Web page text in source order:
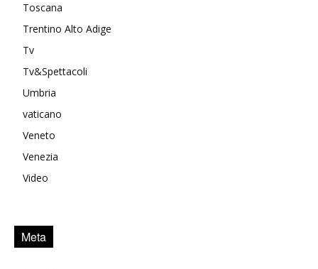
Toscana
Trentino Alto Adige
Tv
Tv&Spettacoli
Umbria
vaticano
Veneto
Venezia
Video
Meta